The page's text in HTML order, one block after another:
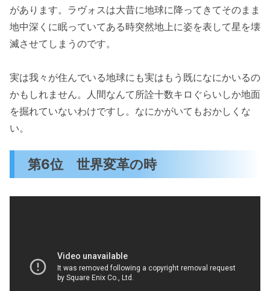
があります。ラヴォスは大昔に地球に降ってきてそのまま
地中深くに眠っていてある時突然地上に姿を表して星を壊
滅させてしまうのです。
実は我々が住んでいる地球にも実はもう既になにかいるの
かもしれません。人間なんて所詮十数キロぐらいしか地面
を掘れていないわけですし。なにかがいてもおかしくな
い。
第6位 世界変革の時